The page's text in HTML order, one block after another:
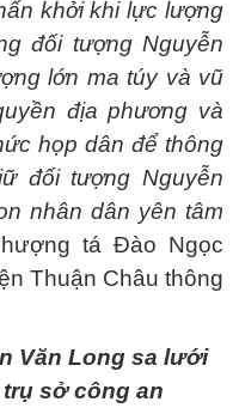
khởi khi lực lượng
đối tượng Nguyễn
lớn ma túy và vũ
địa phương và
họp dân để thông
đối tượng Nguyễn
nhân dân yên tâm
tá Đào Ngọc
Thuận Châu thông
Văn Long sa lưới
sở công an